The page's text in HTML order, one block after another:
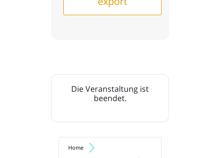
Die Veranstaltung ist
beendet.
Home